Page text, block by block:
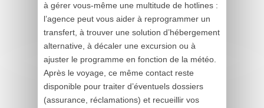
à gérer vous‑même une multitude de hotlines :
l’agence peut vous aider à reprogrammer un
transfert, à trouver une solution d’hébergement
alternative, à décaler une excursion ou à
ajuster le programme en fonction de la météo.
Après le voyage, ce même contact reste
disponible pour traiter d’éventuels dossiers
(assurance, réclamations) et recueillir vos